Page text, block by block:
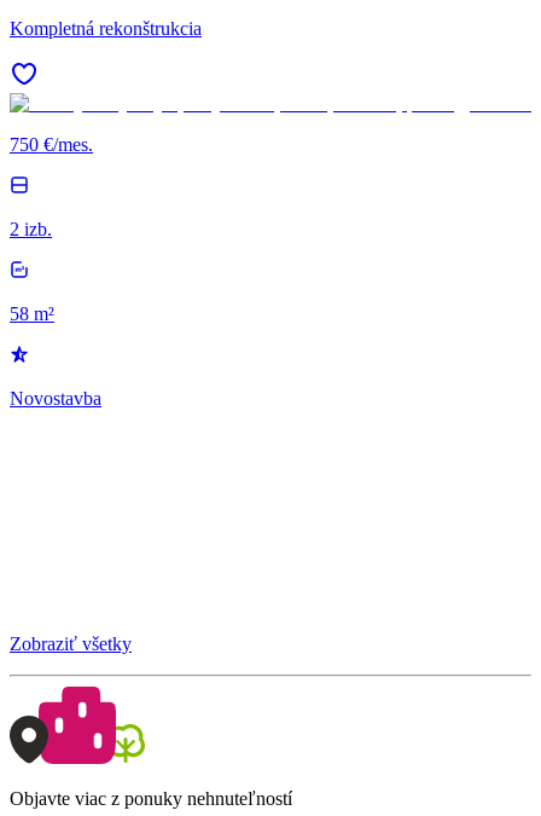
Kompletná rekonštrukcia
750 €/mes.
2 izb.
58 m²
Novostavba
Zobraziť všetky
Objavte viac z ponuky nehnuteľností